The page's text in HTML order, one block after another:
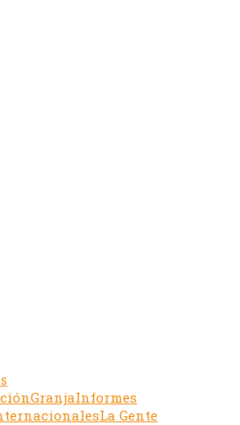
GranjaInformes
La Gente